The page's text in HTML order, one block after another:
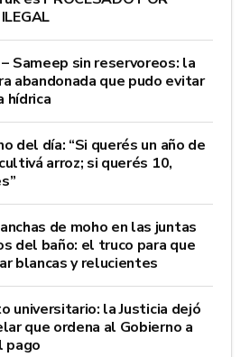
– Sameep sin reservoreos: la
abandonada que pudo evitar
hídrica
del día: “Si querés un año de
arroz; si querés 10,
de moho en las juntas
del baño: el truco para que
blancas y relucientes
universitario: la Justicia dejó
que ordena al Gobierno a
pago